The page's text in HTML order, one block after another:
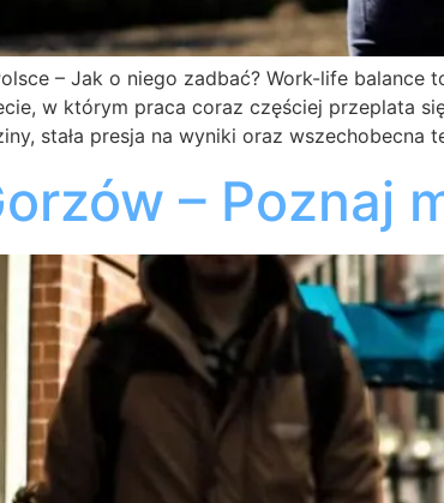
– Jak o niego zadbać? Work-life
w którym praca coraz częściej przeplata
stała presja na wyniki oraz
– Poznaj